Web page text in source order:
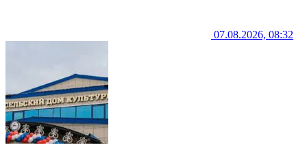
07.08.2026, 08:32